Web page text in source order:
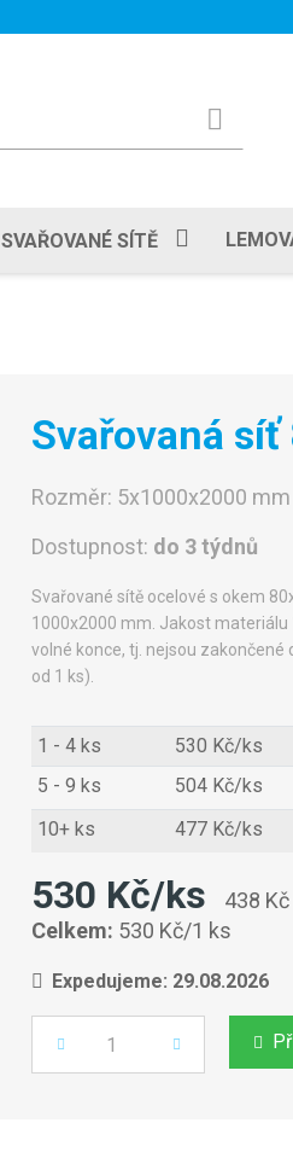
SVAŘOVANÉ SÍTĚ
Svařovaná
Rozměr: 5x1000x2000 mm
Dostupnost: do 3 týdnů
Svařované sítě ocelové s okem
1000x2000 mm. Jakost materiálu
volné konce, tj. nejsou
od 1 ks).
1 - 4 ks
530 Kč/ks
5 - 9 ks
504 Kč/ks
10+ ks 477 Kč/ks
530 Kč/ks
438
Celkem: 530 Kč/1 ks
Expedujeme: 29.08.2026
Počet